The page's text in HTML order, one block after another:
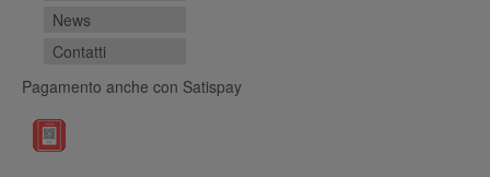
News
Contatti
Pagamento anche con Satispay